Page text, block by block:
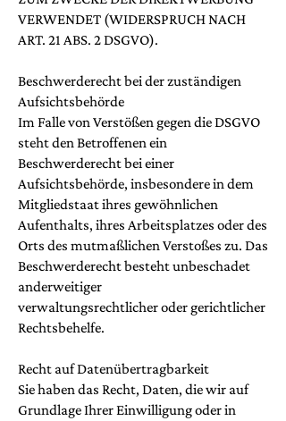
VERWENDET (WIDERSPRUCH NACH
ART. 21 ABS. 2 DSGVO).
Beschwerderecht bei der zuständigen
Aufsichtsbehörde
Im Falle von Verstößen gegen die DSGVO
steht den Betroffenen ein
Beschwerderecht bei einer
Aufsichtsbehörde, insbesondere in dem
Mitgliedstaat ihres gewöhnlichen
Aufenthalts, ihres Arbeitsplatzes oder des
Orts des mutmaßlichen Verstoßes zu. Das
Beschwerderecht besteht unbeschadet
anderweitiger
verwaltungsrechtlicher oder gerichtlicher
Rechtsbehelfe.
Recht auf Datenübertragbarkeit
Sie haben das Recht, Daten, die wir auf
Grundlage Ihrer Einwilligung oder in